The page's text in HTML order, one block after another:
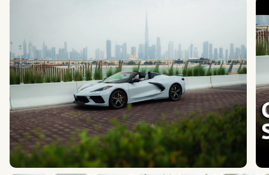
YORUMLAR
İLETIŞIM
ORTAKLIK
KİRALA-SAHİP OL
info@brook-drive.rent
+ 971 52 193 88 88
+ 7 925 283 88 88